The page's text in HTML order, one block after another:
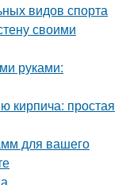
видов спорта
своими
руками:
кирпича: простая
для вашего